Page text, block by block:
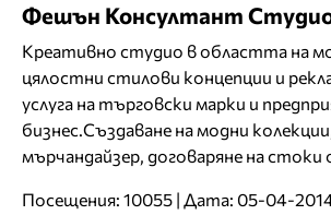
Фешън Консултант
Креативно студио в областта на
цялостни стилови концепции и
услуга на търговски марки и
бизнес.Създаване на модни
мърчандайзер, договаряне на
Посещения: 10055 | Дата: 05-04-